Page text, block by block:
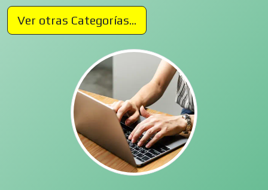
Ver otras Categorías...